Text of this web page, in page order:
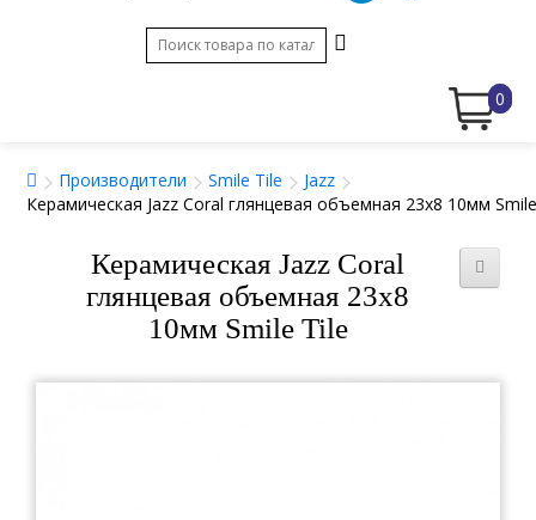
0
Производители Smile Tile
Jazz
Керамическая Jazz Coral глянцевая объемная 23x8 10мм
Керамическая Jazz Coral
глянцевая объемная 23x8
10мм Smile Tile